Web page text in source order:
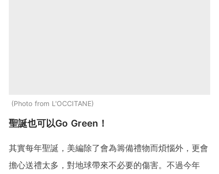
Photo from L'OCCITANE
聖誕也可以Go Green！
其實每年聖誕，美編除了會為籌備禮物而煩惱外，更會
擔心送禮太多，對地球帶來不必要的傷害。不過今年